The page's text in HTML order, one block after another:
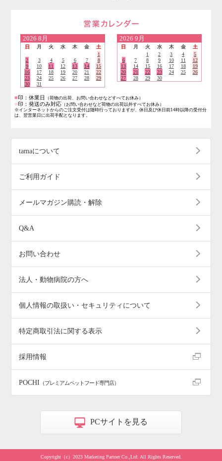
2026 8月
日 月 火 水 木 金
土
1
2
3 4 5 6 7
8
9
10 11 12 13 14
15
16
17 18 19 20 21
22
23
24 25 26 27 28
29
30
31
2026 9月
日 月 火 水 木 金
土
1
2 3 4
5
6
7 8 9 10 11
12
13
14 15 16 17 18
19
20
21 22 23 24 25
26
27
28 29 30
■印：休業日 （荷物の出荷、お問い合わせなどすべてお休み）
■印：発送のみ対応 （お問い合わせなど荷物の出荷以外すべてお休み）
※インターネットからのご注文受付は随時行っておりますが、休日及び休日前14時以降の受付分
は、翌営業日に出荷手配となります。
tamaについて
ご利用ガイド
メールマガジン購読・解除
Q&A
お問い合わせ
法人・動物病院の方へ
個人情報の取扱い・セキュリティについて
特定商取引法に関する表示
採用情報
POCHI （プレミアムペットフード専門店）
PCサイトを見る
Copyright（c）2023 Marketing Partner Co.,Ltd. All Rights Reserved.